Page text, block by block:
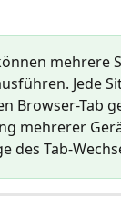
mehrere
Jede
Browser-Tab
mehrerer
des Tab-